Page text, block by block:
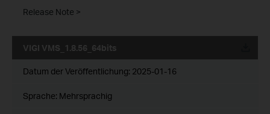
Release Note >
VIGI VMS_1.8.56_64bits
Datum der Veröffentlichung: 2025-01-16
Sprache: Mehrsprachig